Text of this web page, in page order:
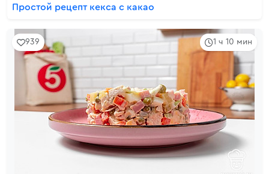
Простой рецепт кекса с какао
1 ч 10 мин
939